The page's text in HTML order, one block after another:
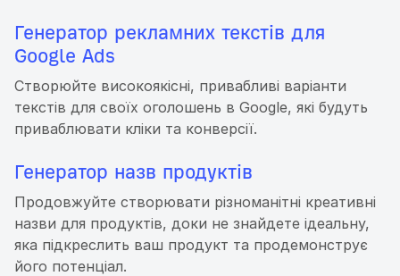
Генератор рекламних текстів для
Google Ads
Створюйте високоякісні, привабливі варіанти
текстів для своїх оголошень в Google, які будуть
приваблювати кліки та конверсії.
Генератор назв продуктів
Продовжуйте створювати різноманітні креативні
назви для продуктів, доки не знайдете ідеальну,
яка підкреслить ваш продукт та продемонструє
його потенціал.